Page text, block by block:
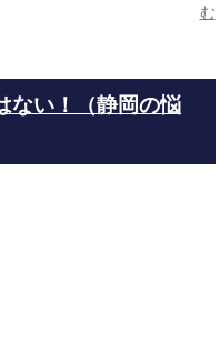
む
ない！（静岡の悩